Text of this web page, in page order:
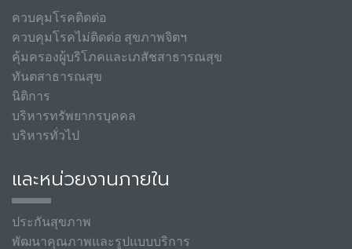
ควบคุมโรคติดต่อ
ควบคุมโรคไม่ติดต่อ สุขภาพจิตฯ
คุ้มครองผู้บริโภคและเภสัชสาธารณสุข
ทันตสาธารณสุข
นิติการ
บริหารทรัพยากรบุคคล
บริหารทั่วไป
และหน่วยงานภายใน
ประกันสุขภาพ
พัฒนาคุณภาพและรูปแบบบริการ